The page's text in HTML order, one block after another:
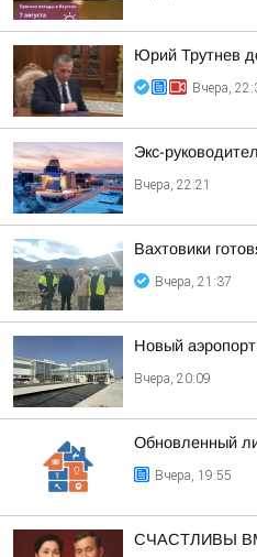
Юрий Трутнев
Вчера,
Экс-
Вчера, 22:21
Вахтовики
Вчера, 21:37
Новый
Вчера, 20:09
Обновленный
Вчера, 19:55
СЧАСТЛИВЫ